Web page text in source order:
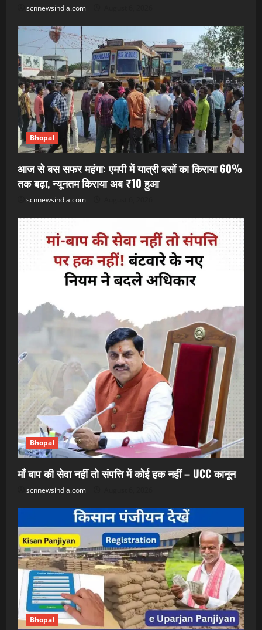
scnnewsindia.com
Bhopal
आज से बस सफर महंगा: एमपी में यात्री बसों का किराया 60%
तक बढ़ा, न्यूनतम किराया अब ₹10 हुआ
scnnewsindia.com
Bhopal
माँ बाप की सेवा नहीं तो संपत्ति में कोई हक नहीं – UCC कानून
scnnewsindia.com
Bhopal